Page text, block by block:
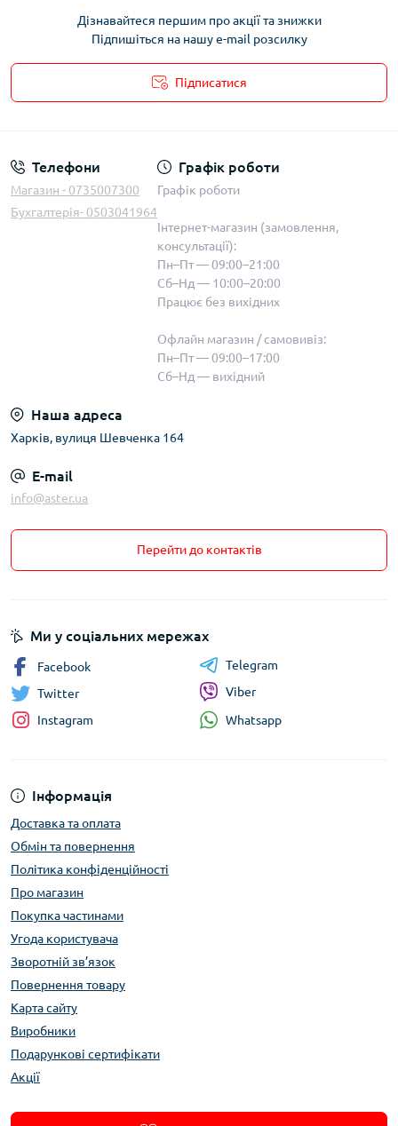
Дізнавайтеся першим про акції та знижки
Підпишіться на нашу e-mail розсилку
Підписатися
Телефони
Магазин - 0735007300
Бухгалтерія- 0503041964
Графік роботи
Графік роботи
Інтернет-магазин (замовлення,
консультації):
Пн–Пт — 09:00–21:00
Сб–Нд — 10:00–20:00
Працює без вихідних
Офлайн магазин / самовивіз:
Пн–Пт — 09:00–17:00
Сб–Нд — вихідний
Наша адреса
Харків, вулиця Шевченка 164
E-mail
info@aster.ua
Перейти до контактів
Інформація
Доставка та оплата
Обмін та повернення
Політика конфіденційності
Про магазин
Покупка частинами
Угода користувача
Зворотній зв’язок
Повернення товару
Карта сайту
Виробники
Подарункові сертифікати
Акції
Ми у соціальних мережах
Facebook
Twitter
Instagram
Telegram
Viber
Whatsapp